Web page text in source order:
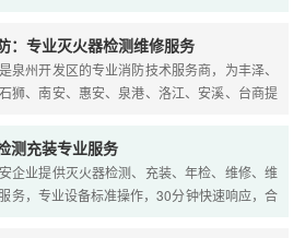
：专业灭火器检测维修服务
泉州开发区的专业消防技术服务商，为丰泽、
狮、南安、惠安、泉港、洛江、安溪、台商提
测充装专业服务
企业提供灭火器检测、充装、年检、维修、维
务，专业设备标准操作，30分钟快速响应，合